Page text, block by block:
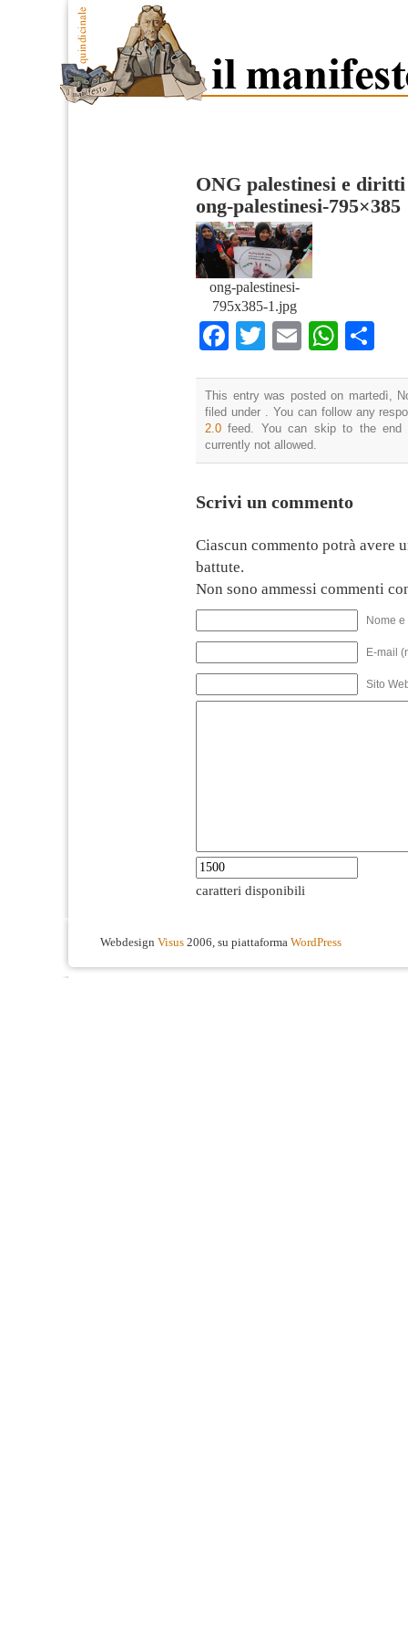
ONG palestinesi e
ong-palestinesi-795×385
ong-palestinesi-
795x385-1.jpg
Facebook
TwitterEmail
This entry was posted on martedì,
filed under . You can follow any
2.0 feed. You can skip to the end
currently not allowed.
Scrivi un commento
Ciascun commento potrà avere
battute.
Non sono ammessi commenti
Nome
E-mail
Sito
caratteri disponibili
Webdesign Visus 2006, su piattaforma WordPress